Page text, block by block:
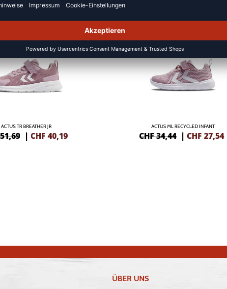
ACTUS TR BREATHER JR
| CHF 40,19
NEW
-20%
ACTUS ML RECYCLED INFANT
CHF 34,44 |CHF 27,54
ÜBER UNS